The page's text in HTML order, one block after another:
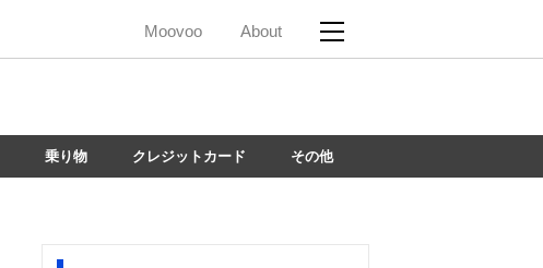
Moovoo About
乗り物 クレジットカード その他